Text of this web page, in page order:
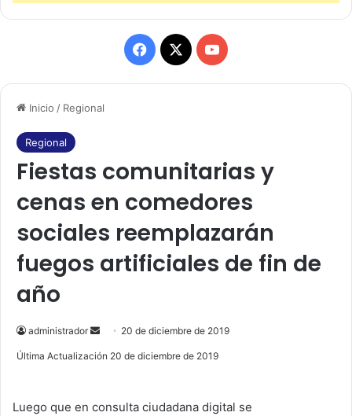
Inicio / Regional
Regional
Fiestas comunitarias y
cenas en comedores
sociales reemplazarán
fuegos artificiales de fin de
año
administrador
e
a
20 de diciembre de 2019
Última Actualización 20 de diciembre de 2019
Luego que en consulta ciudadana digital se
F
a
b
o
o
k
X
Y
o
u
b
e